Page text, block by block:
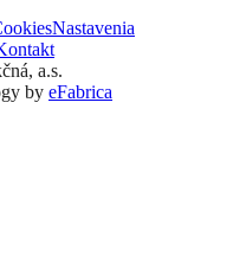
Nastavenia
a.s.
by eFabrica